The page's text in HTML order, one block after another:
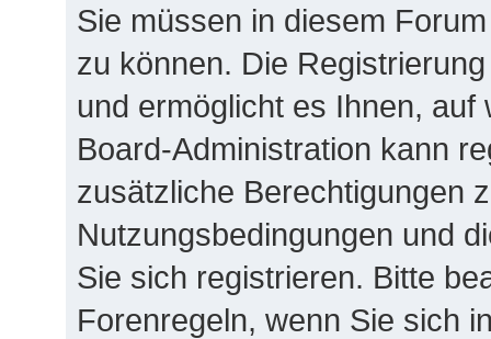
Sie müssen in diesem
zu können. Die
und ermöglicht es Ihnen,
Board-Administration kann
zusätzliche Berechtigungen
Nutzungsbedingungen und
Sie sich registrieren. Bitte
Forenregeln, wenn Sie sich